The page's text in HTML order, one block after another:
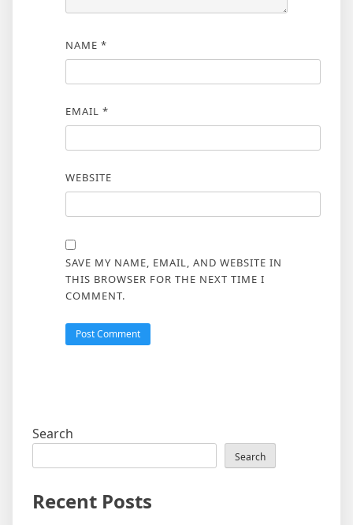
NAME *
EMAIL *
WEBSITE
SAVE MY NAME, EMAIL, AND WEBSITE IN
THIS BROWSER FOR THE NEXT TIME I
COMMENT.
Search
Search
Recent Posts